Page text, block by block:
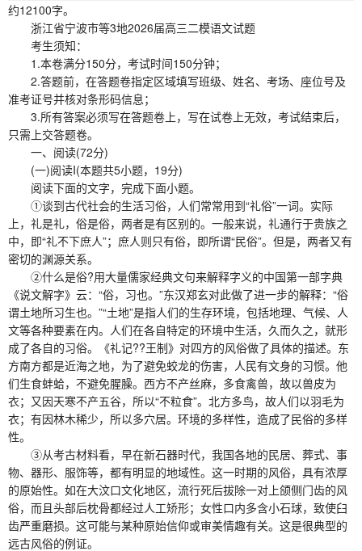
约12100字。
浙江省宁波市等3地2026届高三二模语文试题
考生须知：
1.本卷满分150分，考试时间150分钟；
2.答题前，在答题卷指定区域填写班级、姓名、考场、座位号及
准考证号并核对条形码信息；
3.所有答案必须写在答题卷上，写在试卷上无效，考试结束后，
只需上交答题卷。
一、阅读(72分)
(一)阅读I(本题共5小题，19分)
阅读下面的文字，完成下面小题。
①谈到古代社会的生活习俗，人们常常用到“礼俗”一词。实际
上，礼是礼，俗是俗，两者是有区别的。一般来说，礼通行于贵族之
中，即“礼不下庶人”；庶人则只有俗，即所谓“民俗”。但是，两者又有
密切的渊源关系。
②什么是俗?用大量儒家经典文句来解释字义的中国第一部字典
《说文解字》云：“俗，习也。”东汉郑玄对此做了进一步的解释：“俗
谓土地所习生也。”“土地”是指人们的生存环境，包括地理、气候、人
文等各种要素在内。人们在各自特定的环境中生活，久而久之，就形
成了各自的习俗。《礼记??王制》对四方的风俗做了具体的描述。东
方南方都是近海之地，为了避免蛟龙的伤害，人民有文身的习惯。他
们生食蚌蛤，不避免腥臊。西方不产丝麻，多食禽兽，故以兽皮为
衣；又因天寒不产五谷，所以“不粒食”。北方多鸟，故人们以羽毛为
衣；有因林木稀少，所以多穴居。环境的多样性，造成了民俗的多样
性。
③从考古材料看，早在新石器时代，我国各地的民居、葬式、事
物、器形、服饰等，都有明显的地域性。这一时期的风俗，具有浓厚
的原始性。如在大汶口文化地区，流行死后拔除一对上颌侧门齿的风
俗，而且头部后枕骨都经过人工矫形；女性口内多含小石球，致使臼
齿严重磨损。这可能与某种原始信仰或审美情趣有关。这是很典型的
远古风俗的例证。